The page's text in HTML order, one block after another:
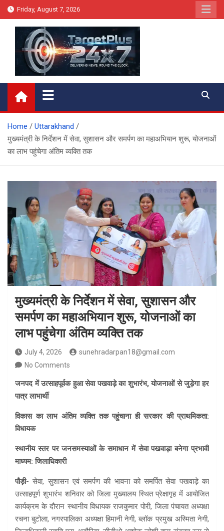
Skip
to
Friday, August 7, 2026
Target Plus 24×7
Home
Uttarakhand
मुख्यमंत्री के निर्देशन में सेवा, सुशासन और समर्पण का महाअभियान शुरू, योजनाओं
का लाभ पहुंचेगा अंतिम व्यक्ति तक
मुख्यमंत्री के निर्देशन में सेवा, सुशासन और
समर्पण का महाअभियान शुरू, योजनाओं का
लाभ पहुंचेगा अंतिम व्यक्ति तक
July 4, 2026
sunehradarpan18@gmail.com
No Comments
जनपद में उत्साहपूर्वक हुआ सेवा पखवाड़े का शुभारंभ, योजनाओं से जुड़ेगा हर
पात्र लाभार्थी
विकास का लाभ अंतिम व्यक्ति तक पहुंचाना ही सरकार की प्राथमिकता:
विधायक
स्थानीय स्तर पर जनसमस्याओं के समाधान में सेवा पखवाड़ा बनेगा प्रभावी
माध्यम: जिलाधिकारी
पौड़ी- सेवा, सुशासन एवं समर्पण की भावना को समर्पित सेवा पखवाड़े का
उत्साहपूर्ण शुभारंभ शनिवार को जिला मुख्यालय स्थित प्रेक्षागृह में आयोजित
कार्यक्रम के दौरान स्थानीय विधायक राजकुमार पोरी, जिला पंचायत अध्यक्षा
रचना बुटोला, नगरपालिका अध्यक्षा हिमानी नेगी, ब्लॉक प्रमुख अस्मिता नेगी,